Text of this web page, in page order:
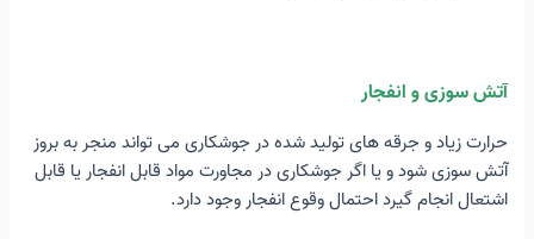
آتش سوزی و انفجار
حرارت زیاد و جرقه های تولید شده در جوشکاری می تواند منجر به بروز
آتش سوزی شود و یا اگر جوشکاری در مجاورت مواد قابل انفجار یا قابل
اشتعال انجام گیرد احتمال وقوع انفجار وجود دارد.